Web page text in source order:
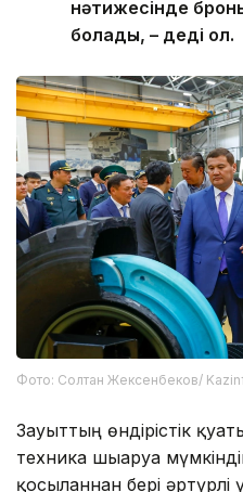
нәтижесінде
болады, – деді ол.
Фото: Солтан Жексенбеков/
Зауыттың өндірістік
техника шығаруға
қосылғаннан бері